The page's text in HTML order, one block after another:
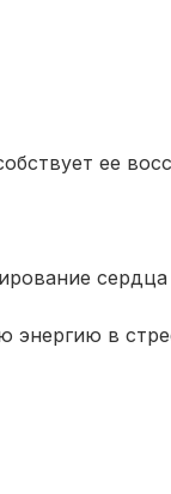
ее
сердца
в